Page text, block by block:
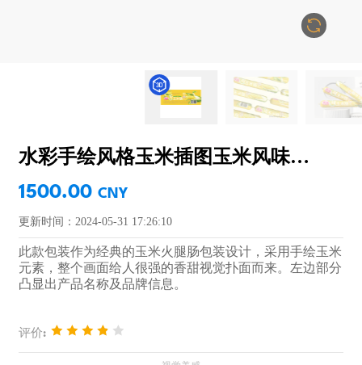
水彩手绘风格玉米插图玉米风味火腿肠包装设计
1500.00 CNY
更新时间：2024-05-31 17:26:10
此款包装作为经典的玉米火腿肠包装设计，采用手绘玉米
元素，整个画面给人很强的香甜视觉扑面而来。左边部分
凸显出产品名称及品牌信息。
评价: